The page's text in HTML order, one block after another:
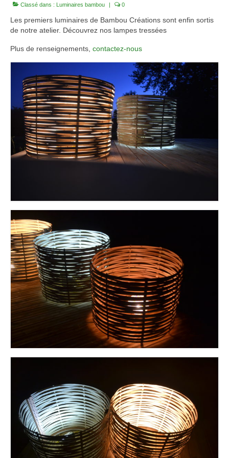
3 jours de Formation « Construire une Pergola
en bambou »
Boutique Bambous & Objets
Lamelles et Cannes de Bambou
Cannes de bambou françaises de 2 à 6m
Lamelles de bambou françaises de 2 à 6m
Structures et Objets Bambou
Star Dôme élégant en lamelles de bambou
Mon compte
Panier
Prestations
Formation bambou professionnelle finançable :
Les bases du métier d’artisan bamboutier – Niveau
Formation Pro Bambou finançable :
Accompagnement efficace de votre projet
bambou – Niveau 2
Workshops bambou et Conférences bambou
Stage d’accompagnement projet Bambou
individuel et motivant
Animations bambou et Team Building
Créations
Classé dans : Luminaires bambou | 0
Les premiers luminaires de Bambou Créations sont enfin sortis
de notre atelier. Découvrez nos lampes tressées
Plus de renseignements, contactez-nous